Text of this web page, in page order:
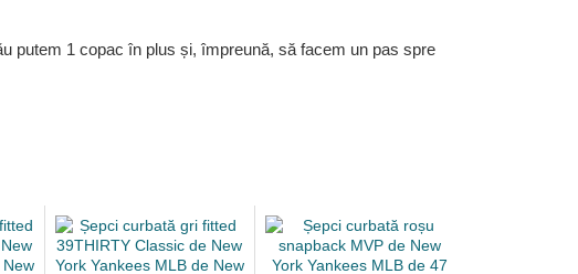
putem 1 copac în plus și, împreună, să facem un pas spre